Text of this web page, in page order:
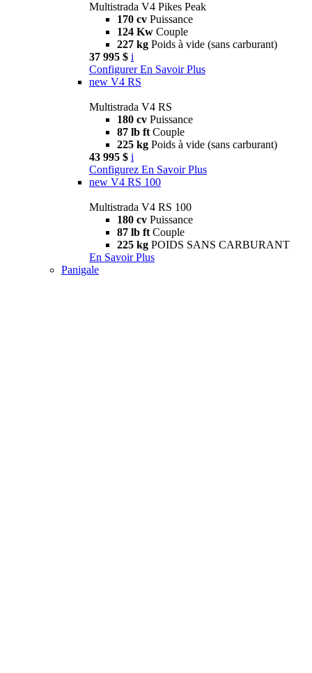
Multistrada V4 Pikes Peak
170 cv Puissance
124 Kw Couple
227 kg Poids à vide (sans carburant)
37 995 $ i
Configurer En Savoir Plus
new V4 RS
Multistrada V4 RS
180 cv Puissance
87 lb ft Couple
225 kg Poids à vide (sans carburant)
43 995 $ i
Configurez En Savoir Plus
new V4 RS 100
Multistrada V4 RS 100
180 cv Puissance
87 lb ft Couple
225 kg POIDS SANS CARBURANT
En Savoir Plus
Panigale